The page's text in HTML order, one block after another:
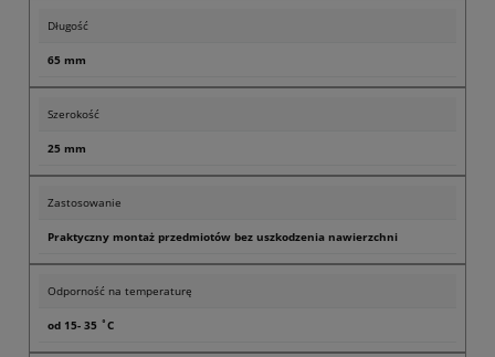
Długość
65 mm
Szerokość
25 mm
Zastosowanie
Praktyczny montaż przedmiotów bez uszkodzenia nawierzchni
Odporność na temperaturę
od 15- 35 ˚C